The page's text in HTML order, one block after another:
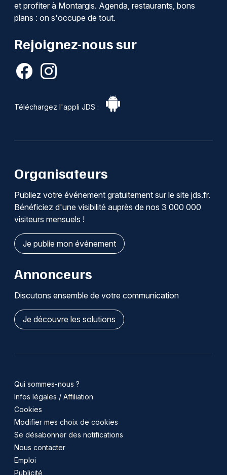
et profiter à Montargis. Agenda, restaurants, bons
plans : on s'occupe de tout.
Rejoignez-nous sur
Téléchargez l'appli JDS :
Organisateurs
Publiez votre événement gratuitement sur le site jds.fr.
Bénéficiez d'une visibilité auprès de nos 3 000 000
visiteurs mensuels !
Je publie mon événement
Annonceurs
Discutons ensemble de votre communication
Je découvre les solutions
Qui sommes-nous ?
Infos légales / Affiliation
Cookies
Modifier mes choix de cookies
Se désabonner des notifications
Nous contacter
Emploi
Publicité